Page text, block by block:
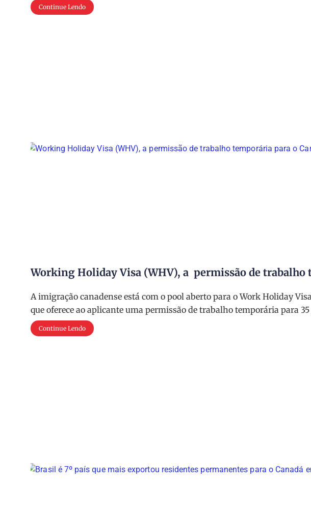
Continue Lendo
Working Holiday Visa (WHV), a permissão de trabalho
A imigração canadense está com o pool aberto para o Work Holiday
que oferece ao aplicante uma permissão de trabalho temporária para
Continue Lendo